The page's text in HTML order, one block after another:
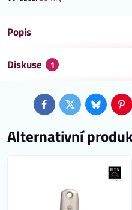
Popis
Diskuse 1
FacebookTwitterBluesky
Alternativní